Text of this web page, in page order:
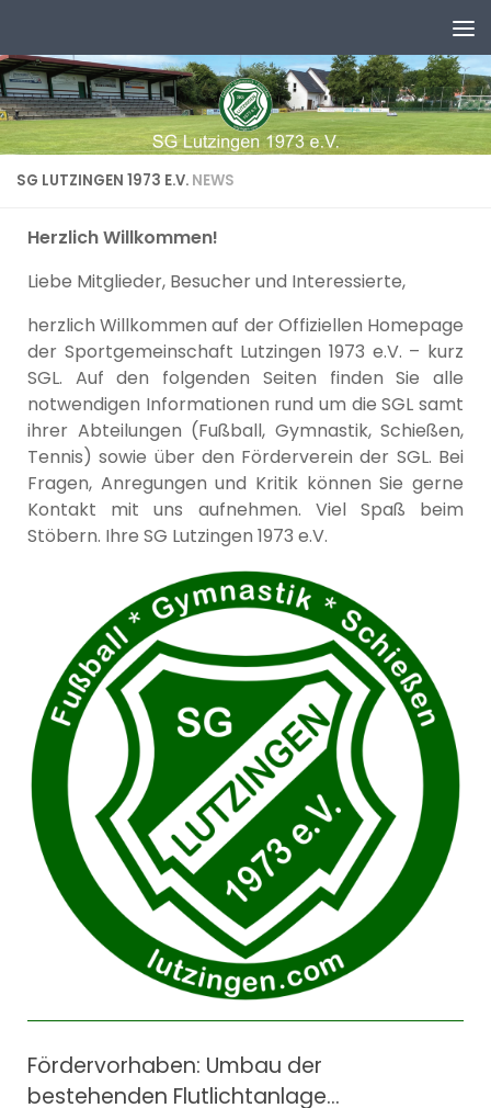
SG LUTZINGEN 1973 E.V. NEWS
Herzlich Willkommen!
Liebe Mitglieder, Besucher und Interessierte,
herzlich Willkommen auf der Offiziellen Homepage
der Sportgemeinschaft Lutzingen 1973 e.V. – kurz
SGL. Auf den folgenden Seiten finden Sie alle
notwendigen Informationen rund um die SGL samt
ihrer Abteilungen (Fußball, Gymnastik, Schießen,
Tennis) sowie über den Förderverein der SGL. Bei
Fragen, Anregungen und Kritik können Sie gerne
Kontakt mit uns aufnehmen. Viel Spaß beim
Stöbern. Ihre SG Lutzingen 1973 e.V.
Fördervorhaben: Umbau der
bestehenden Flutlichtanlage…